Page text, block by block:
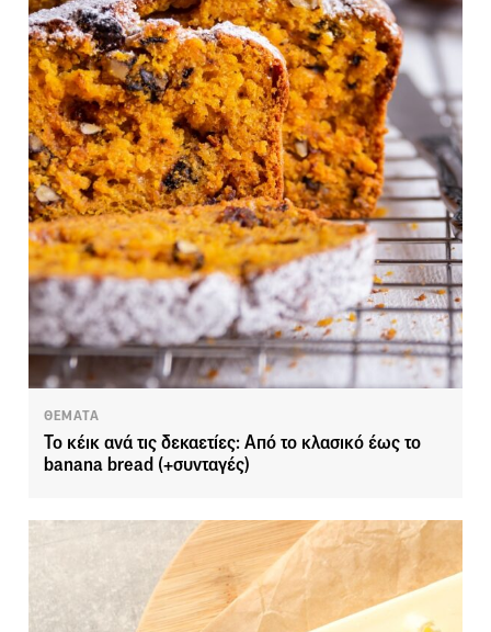
ΘΕΜΑΤΑ
Το κέικ ανά τις δεκαετίες: Από το κλασικό έως το
banana bread (+συνταγές)